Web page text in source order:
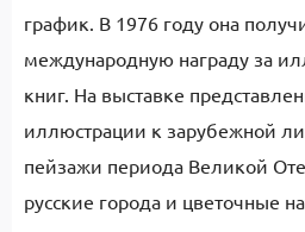
график. В 1976 году она
международную награду за
книг. На выставке
иллюстрации к зарубежной
пейзажи периода Великой
русские города и цветочные